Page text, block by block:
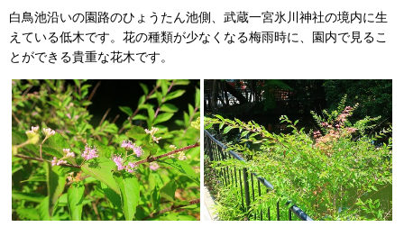
白鳥池沿いの園路のひょうたん池側、武蔵一宮氷川神社の境内に生
えている低木です。花の種類が少なくなる梅雨時に、園内で見るこ
とができる貴重な花木です。